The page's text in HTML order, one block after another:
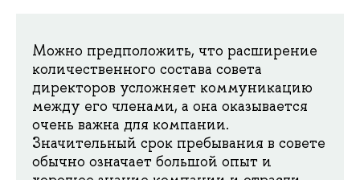
Можно предположить, что расширение
количественного состава совета
директоров усложняет коммуникацию
между его членами, а она оказывается
очень важна для компании.
Значительный срок пребывания в совете
обычно означает большой опыт и